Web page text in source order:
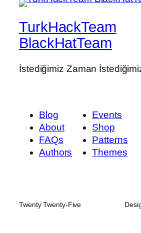
TurkHackTeam
BlackHatTeam
İstediğimiz Zaman
Blog
About
FAQs
Authors
Events
Shop
Patterns
Themes
Twenty Twenty-Five